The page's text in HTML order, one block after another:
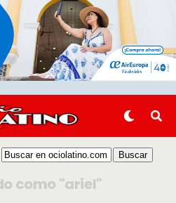
como "ariel"